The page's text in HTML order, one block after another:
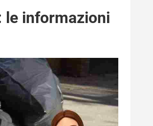
le informazioni